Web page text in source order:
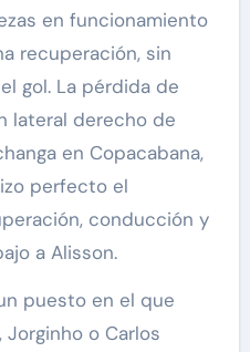
en funcionamiento
recuperación, sin
gol. La pérdida de
lateral derecho de
en Copacabana,
perfecto el
conducción y
a Alisson.
puesto en el que
Jorginho o Carlos